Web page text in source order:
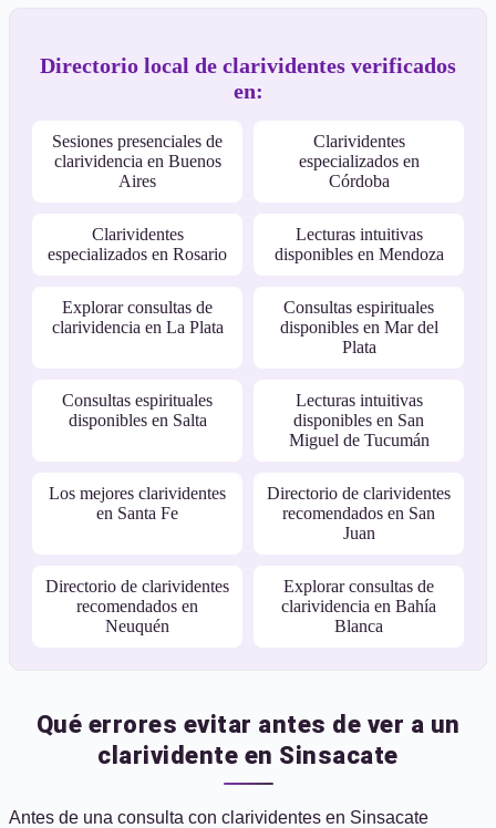
Directorio local de clarividentes verificados
en:
Sesiones presenciales de
clarividencia en Buenos
Aires
Clarividentes
especializados en
Córdoba
Clarividentes
especializados en Rosario
Lecturas intuitivas
disponibles en Mendoza
Explorar consultas de
clarividencia en La Plata
Consultas espirituales
disponibles en Mar del
Plata
Consultas espirituales
disponibles en Salta
Lecturas intuitivas
disponibles en San
Miguel de Tucumán
Los mejores clarividentes
en Santa Fe
Directorio de clarividentes
recomendados en San
Juan
Directorio de clarividentes
recomendados en
Neuquén
Explorar consultas de
clarividencia en Bahía
Blanca
Qué errores evitar antes de ver a un
clarividente en Sinsacate
Antes de una consulta con clarividentes en Sinsacate